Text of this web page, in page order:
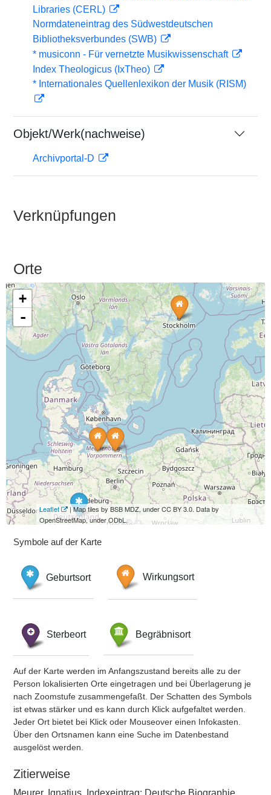
Libraries (CERL)
Normdateneintrag des Südwestdeutschen
Bibliotheksverbundes (SWB)
* musiconn - Für vernetzte Musikwissenschaft
Index Theologicus (IxTheo)
* Internationales Quellenlexikon der Musik (RISM)
Objekt/Werk(nachweise)
Archivportal-D
Verknüpfungen
Orte
+
-
Leaflet
| Map tiles by BSB MDZ, under CC BY 3.0. Data by
OpenStreetMap, under ODbL.
Symbole auf der Karte
Geburtsort Wirkungsort
Sterbeort Begräbnisort
Auf der Karte werden im Anfangszustand bereits alle zu der
Person lokalisierten Orte eingetragen und bei Überlagerung je
nach Zoomstufe zusammengefaßt. Der Schatten des Symbols
ist etwas stärker und es kann durch Klick aufgefaltet werden.
Jeder Ort bietet bei Klick oder Mouseover einen Infokasten.
Über den Ortsnamen kann eine Suche im Datenbestand
ausgelöst werden.
Zitierweise
Meurer, Ignatius, Indexeintrag: Deutsche Biographie,